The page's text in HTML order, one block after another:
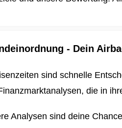
- Dein
sind schnelle
die in
Analysen sind deine